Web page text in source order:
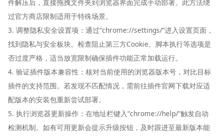
件解压后，直接拖拽文件夹到浏览器界面完成手动部署。此方法绕
过官方商店限制适用于特殊场景。
3. 调整隐私安全设置项：通过“chrome://settings/”进入设置页面，
找到隐私与安全板块。检查阻止第三方Cookie、脚本执行等选项是
否过度严格，适当放宽限制确保插件功能正常加载运行。
4. 验证插件版本兼容性：核对当前使用的浏览器版本号，对比目标
插件的支持范围。若发现不匹配情况，需前往插件官网下载对应适
配版本的安装包重新尝试部署。
5. 执行浏览器更新操作：在地址栏键入“chrome://help/”触发自动
检测机制。如有可用更新会提示升级按钮，及时跟进至最新版本能